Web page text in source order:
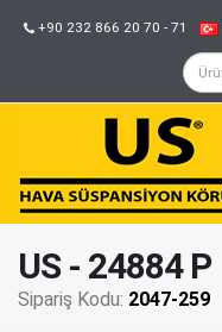
+90 232 866 20 70 - 71
US - 24884 P
Sipariş Kodu: 2047-259